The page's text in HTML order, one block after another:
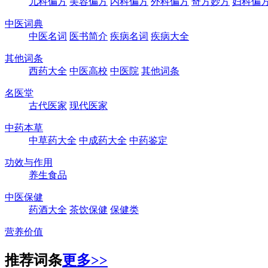
中医词典
中医名词 医书简介 疾病名词 疾病大全
其他词条
西药大全 中医高校 中医院 其他词条
名医堂
古代医家 现代医家
中药本草
中草药大全 中成药大全 中药鉴定
功效与作用
养生食品
中医保健
药酒大全 茶饮保健 保健类
营养价值
推荐词条更多>>